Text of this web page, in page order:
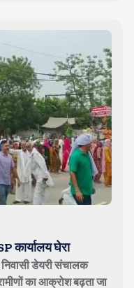
कार्यालय घेरा
डेयरी संचालक
का आक्रोश बढ़ता जा